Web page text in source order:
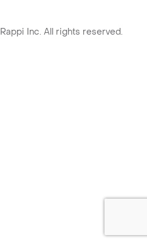
Rappi Inc. All rights reserved.